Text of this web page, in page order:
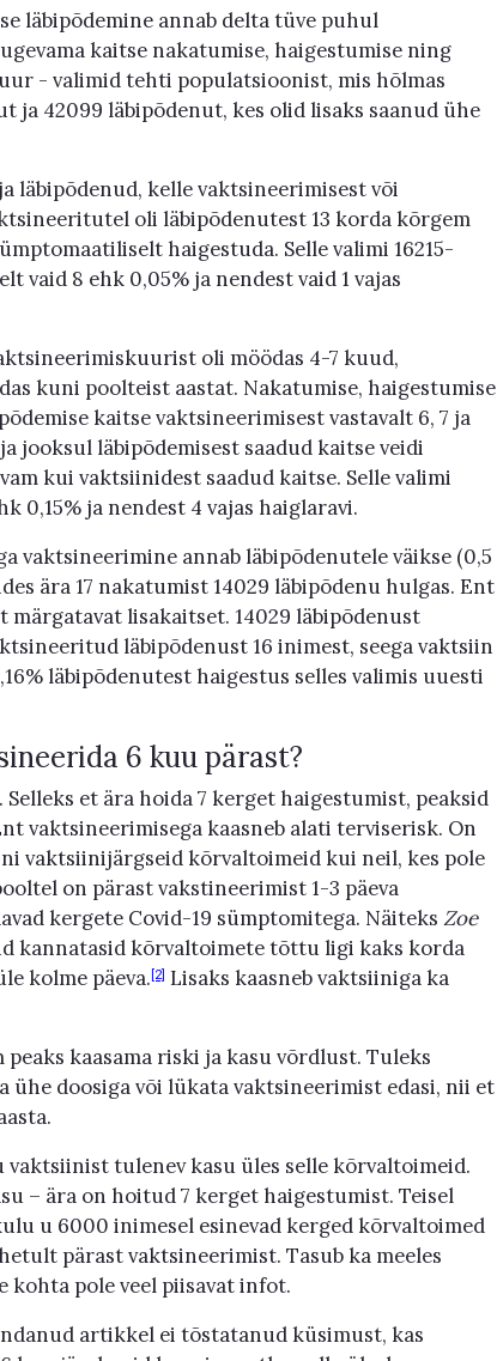
läbipõdemine annab delta tüve puhul
kaitse nakatumise, haigestumise ning
- valimid tehti populatsioonist, mis hõlmas
ja 42099 läbipõdenut, kes olid lisaks saanud ühe
läbipõdenud, kelle vaktsineerimisest või
oli läbipõdenutest 13 korda kõrgem
haigestuda. Selle valimi 16215-
vaid 8 ehk 0,05% ja nendest vaid 1 vajas
oli möödas 4-7 kuud,
kuni poolteist aastat. Nakatumise, haigestumise
kaitse vaktsineerimisest vastavalt 6, 7 ja
jooksul läbipõdemisest saadud kaitse veidi
kui vaktsiinidest saadud kaitse. Selle valimi
0,15% ja nendest 4 vajas haiglaravi.
vaktsineerimine annab läbipõdenutele väikse (0,5
ära 17 nakatumist 14029 läbipõdenu hulgas. Ent
lisakaitset. 14029 läbipõdenust
läbipõdenust 16 inimest, seega vaktsiin
läbipõdenutest haigestus selles valimis uuesti
6 kuu pärast?
et ära hoida 7 kerget haigestumist, peaksid
vaktsineerimisega kaasneb alati terviserisk. On
vaktsiinijärgseid kõrvaltoimeid kui neil, kes pole
on pärast vakstineerimist 1-3 päeva
kergete Covid-19 sümptomitega. Näiteks Zoe
kannatasid kõrvaltoimete tõttu ligi kaks korda
kolme päeva.[2] Lisaks kaasneb vaktsiiniga ka
kaasama riski ja kasu võrdlust. Tuleks
ühe doosiga või lükata vaktsineerimist edasi, nii et
tulenev kasu üles selle kõrvaltoimeid.
– ära on hoitud 7 kerget haigestumist. Teisel
u 6000 inimesel esinevad kerged kõrvaltoimed
pärast vaktsineerimist. Tasub ka meeles
kohta pole veel piisavat infot.
artikkel ei tõstatanud küsimust, kas